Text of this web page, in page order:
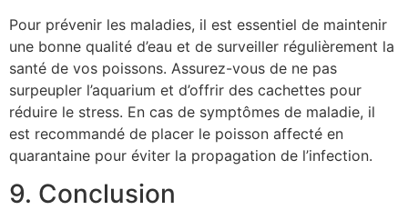
Pour prévenir les maladies, il est essentiel de maintenir
une bonne qualité d’eau et de surveiller régulièrement la
santé de vos poissons. Assurez-vous de ne pas
surpeupler l’aquarium et d’offrir des cachettes pour
réduire le stress. En cas de symptômes de maladie, il
est recommandé de placer le poisson affecté en
quarantaine pour éviter la propagation de l’infection.
9. Conclusion